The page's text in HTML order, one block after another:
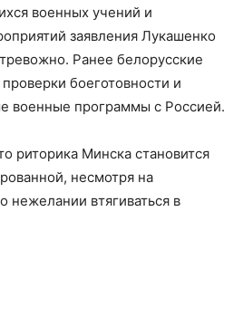
военных учений и
заявления Лукашенко
Ранее белорусские
боеготовности и
военные программы с Россией.
риторика Минска становится
несмотря на
нежелании втягиваться в